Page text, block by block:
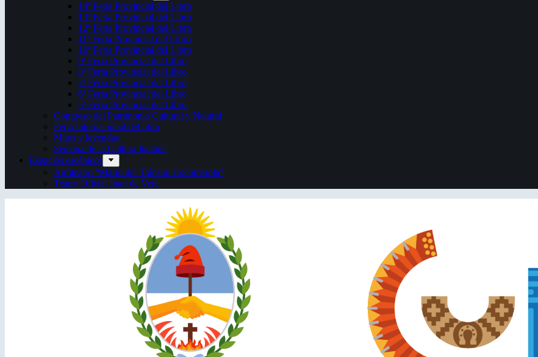
14ª Feria Provincial del Libro
13ª Feria Provincial del Libro
12ª Feria Provincial del Libro
11ª Feria Provincial del Libro
10ª Feria Provincial del Libro
9ª Feria Provincial del Libro
8ª Feria Provincial del Libro
7ª Feria Provincial del Libro
6ª Feria Provincial del Libro
5ª Feria Provincial del Libro
Congreso del Patrimonio Cultural y Natural
Feria Internacional del libro
Mitos y leyendas
Semana de la Cultura Italiana
Espacios escénicos
Anfiteatro “Mario del Tránsito Cocomarola”
Teatro Oficial Juan de Vera